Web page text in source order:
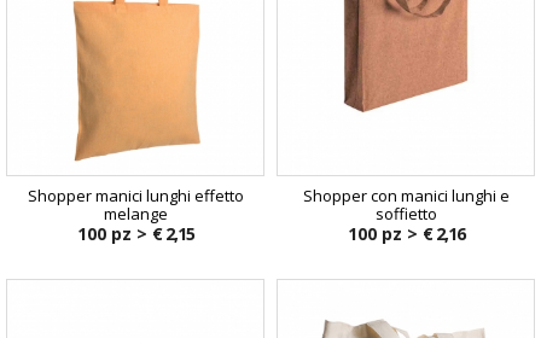
Shopper manici lunghi effetto
melange
100 pz > € 2,15
Shopper con manici lunghi e
soffietto
100 pz > € 2,16